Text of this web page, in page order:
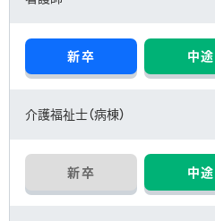
整形外科
眼科
皮膚科
新卒 中途
介護福祉士（病棟）
新卒 中途